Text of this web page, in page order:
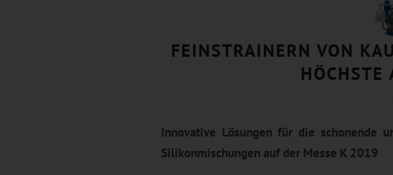
FEINSTRAINERN VON
HÖCHSTE
Innovative Lösungen für die schonende
Silikonmischungen auf der Messe K 2019